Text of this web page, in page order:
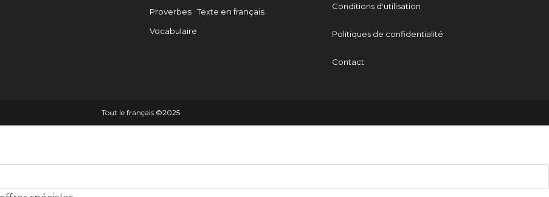
Proverbes Texte en français
Vocabulaire
Conditions d'utilisation
Politiques de confidentialité
Contact
Tout le français ©️2025